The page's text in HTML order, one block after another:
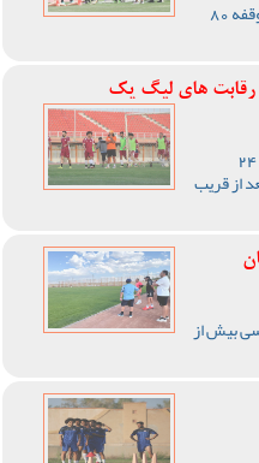
تیم فوتبال مس کرمان آخرین تمرین خود را پیش از اولین بازی بعد از وقفه 80
رقابت های لیگ یک
تیم فوتبال مس کرمان در حالی از ساعت 16 و 45 دقیقه روز پنجشنبه 24
از قریب
بیش از